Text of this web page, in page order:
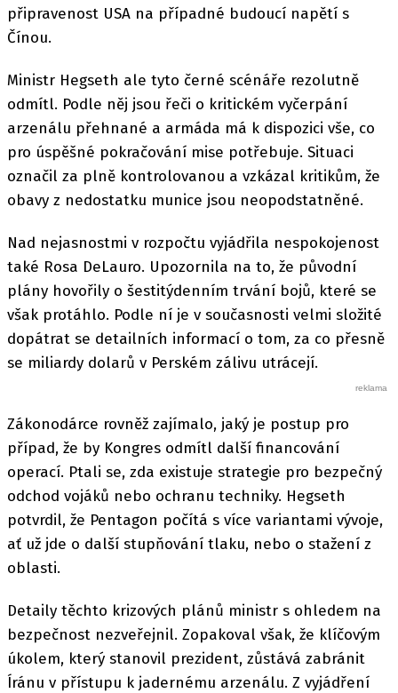
připravenost USA na případné budoucí napětí s
Čínou.
Ministr Hegseth ale tyto černé scénáře rezolutně
odmítl. Podle něj jsou řeči o kritickém vyčerpání
arzenálu přehnané a armáda má k dispozici vše, co
pro úspěšné pokračování mise potřebuje. Situaci
označil za plně kontrolovanou a vzkázal kritikům, že
obavy z nedostatku munice jsou neopodstatněné.
Nad nejasnostmi v rozpočtu vyjádřila nespokojenost
také Rosa DeLauro. Upozornila na to, že původní
plány hovořily o šestitýdenním trvání bojů, které se
však protáhlo. Podle ní je v současnosti velmi složité
dopátrat se detailních informací o tom, za co přesně
se miliardy dolarů v Perském zálivu utrácejí.
Zákonodárce rovněž zajímalo, jaký je postup pro
případ, že by Kongres odmítl další financování
operací. Ptali se, zda existuje strategie pro bezpečný
odchod vojáků nebo ochranu techniky. Hegseth
potvrdil, že Pentagon počítá s více variantami vývoje,
ať už jde o další stupňování tlaku, nebo o stažení z
oblasti.
Detaily těchto krizových plánů ministr s ohledem na
bezpečnost nezveřejnil. Zopakoval však, že klíčovým
úkolem, který stanovil prezident, zůstává zabránit
Íránu v přístupu k jadernému arzenálu. Z vyjádření